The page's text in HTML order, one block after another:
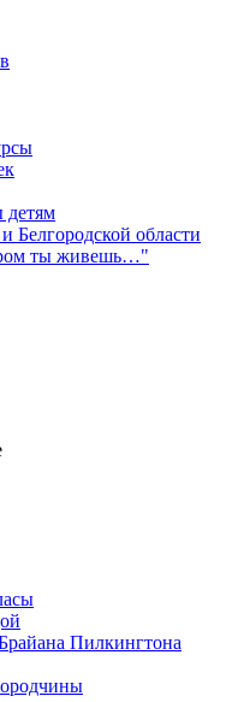
детям
Белгородской области
ты живешь…"
Пилкингтона